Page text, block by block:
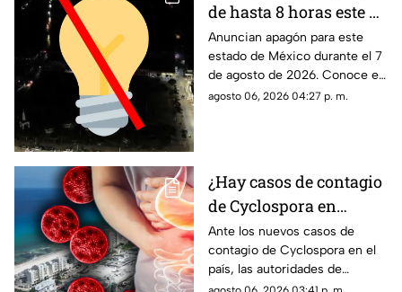
de hasta 8 horas este 7
de agosto de 2026: ¿A
qué hora inicia el
apagón y quiénes se
quedarán sin
Anuncian apagón para este
estado de México durante el 7
de agosto de 2026. Conoce el
horario y las colonias que se
agosto 06, 2026 04:27 p. m.
¿Hay casos de contagio
de Cyclospora en
Quintana Roo? Esto
dicen las autoridades
sobre los turistas
Ante los nuevos casos de
contagio de Cyclospora en el
país, las autoridades de
Quintana Roo informaron